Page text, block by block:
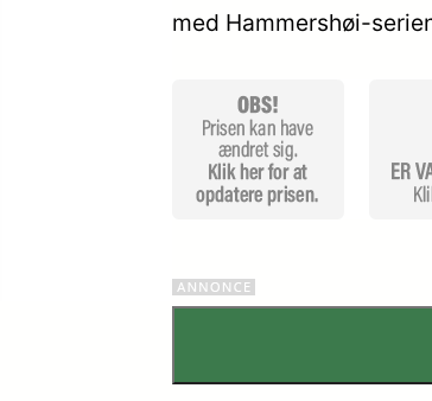
mmelser
med Hammershøi-